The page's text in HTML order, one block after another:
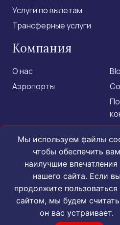
Услуги по вылетам
Трансферные услуги
Компания
О нас
Аэропорты
Свяжитесь с нами
+1 (202) 883-3332
contact@isroyal.com
© 2025 Royal Airport
Мы используем файлы
чтобы обеспечить вам
наилучшие впечатления
нашего сайта. Если вы
продолжите
сайтом, мы будем
он вас устраивает.